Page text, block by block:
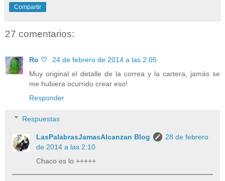
Compartir
27 comentarios:
Ro ♡
24 de febrero de 2014 a las 2:05
Muy original el detalle de la correa y la cartera, jamás se
me hubiera ocurrido crear eso!
Responder
Respuestas
LasPalabrasJamasAlcanzan Blog
28 de febrero
de 2014 a las 2:10
Chaco es lo +++++